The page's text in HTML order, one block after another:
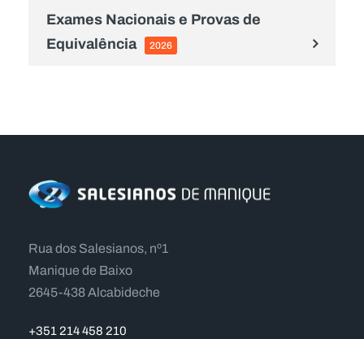
Exames Nacionais e Provas de
Equivalência
2026
Rua dos Salesianos, nº1
Manique de Baixo
2645-438 Alcabideche
+351 214 458 210